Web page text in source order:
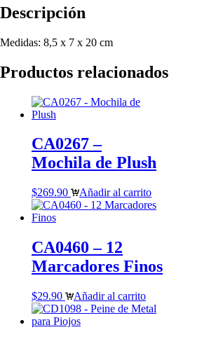
Descripción
Medidas: 8,5 x 7 x 20 cm
Productos relacionados
CA0267 –
Mochila de Plush
$269.90 Añadir al carrito
CA0460 – 12
Marcadores Finos
$29.90 Añadir al carrito